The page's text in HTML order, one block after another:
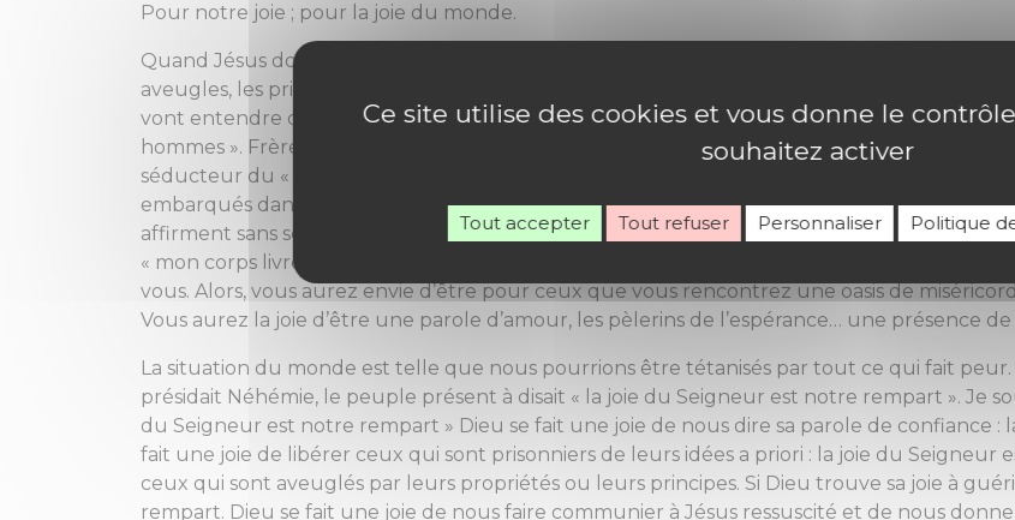
Pour notre joie ; pour la joie du monde.
Quand Jésus donne le coup d’envoi de son ministère, il annonce qu’il est le messager de
aveugles, les prisonniers. Et même, qu’il incarne la parole d’amour. Il dit pratiquement : «
vont entendre qu’ils sont aimés, les aveugles pourront voir, les prisonniers seront libérés,
hommes ». Frères et sœurs, aujourd’hui, si vous ouvrez vraiment l’oreille à la Parole du
séducteur du « chacun pour soi », car cette ritournelle est un mensonge d’aveugles qui
embarqués dans le même bateau. Si vous ouvrez l’oreille au Christ parole d’amour,
affirment sans scrupule « que ceux qui n’ont pas de toit se débrouillent ». Au contraire, si
« mon corps livré pour vous », pour vous qui n’êtes pas toujours aimables, pour vous qui
vous. Alors, vous aurez envie d’être pour ceux que vous rencontrez une oasis de
Vous aurez la joie d’être une parole d’amour, les pèlerins de l’espérance… une présence de
La situation du monde est telle que nous pourrions être tétanisés par tout ce qui fait
présidait Néhémie, le peuple présent à disait « la joie du Seigneur est notre rempart ». Je
du Seigneur est notre rempart » Dieu se fait une joie de nous dire sa parole de confiance
fait une joie de libérer ceux qui sont prisonniers de leurs idées a priori : la joie du
ceux qui sont aveuglés par leurs propriétés ou leurs principes. Si Dieu trouve sa joie à
rempart. Dieu se fait une joie de nous faire communier à Jésus ressuscité et de nous
Ce site utilise des cookies et vous donne le
souhaitez activer
Tout accepter Tout refuser Personnaliser Politique